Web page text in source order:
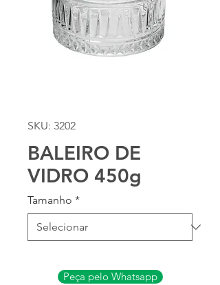
SKU: 3202
BALEIRO DE
VIDRO 450g
Tamanho *
Peça pelo Whatsapp